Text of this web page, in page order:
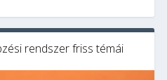
rendszer friss témái